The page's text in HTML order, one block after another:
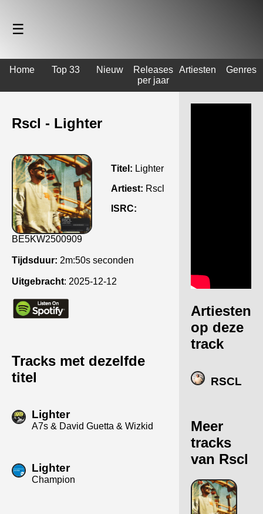
☰
Home Top 33 Nieuw
Releases
per jaar
Artiesten Genres
Rscl - Lighter
Titel: Lighter
Artiest: Rscl
ISRC:
BE5KW2500909
Tijdsduur: 2m:50s seconden
Uitgebracht: 2025-12-12
Tracks met dezelfde
titel
Lighter
A7s & David Guetta & Wizkid
Lighter
Champion
Artiesten
op deze
track
RSCL
Meer
tracks
van Rscl